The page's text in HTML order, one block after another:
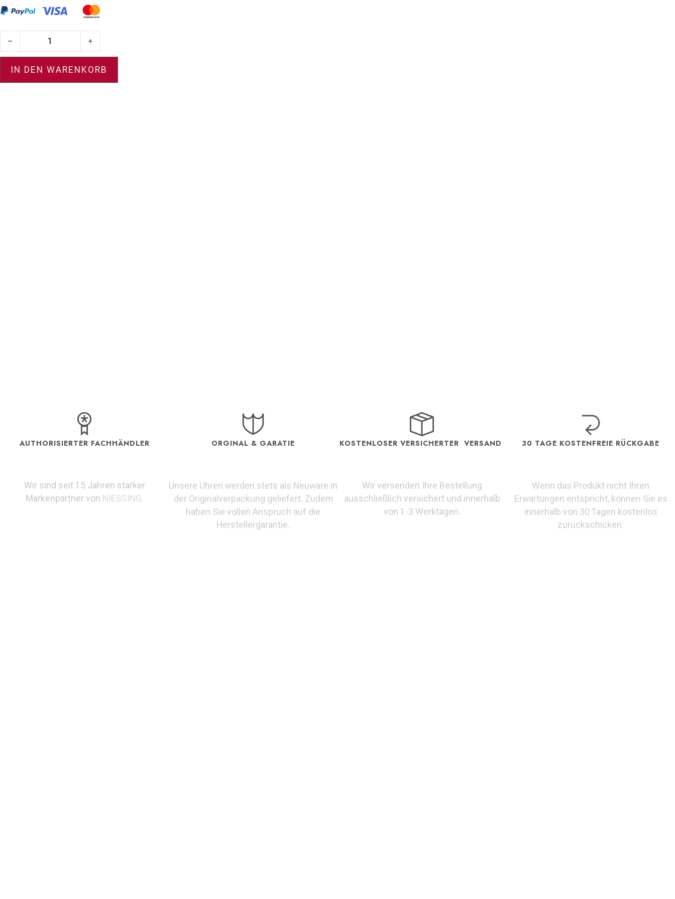
Anhänger Kugel COLETTE C Menge
IN DEN WARENKORB
AUTHORISIERTER FACHHÄNDLER
Wir sind seit 15 Jahren starker
Markenpartner von NIESSING.
ORGINAL & GARATIE
Unsere Uhren werden stets als Neuware in
der Originalverpackung geliefert. Zudem
haben Sie vollen Anspruch auf die
Herstellergarantie.
KOSTENLOSER VERSICHERTER VERSAND
Wir versenden Ihre Bestellung
ausschließlich versichert und innerhalb
von 1-3 Werktagen.
30 TAGE KOSTENFREIE RÜCKGABE
Wenn das Produkt nicht Ihren
Erwartungen entspricht, können Sie es
innerhalb von 30 Tagen kostenlos
zurückschicken.